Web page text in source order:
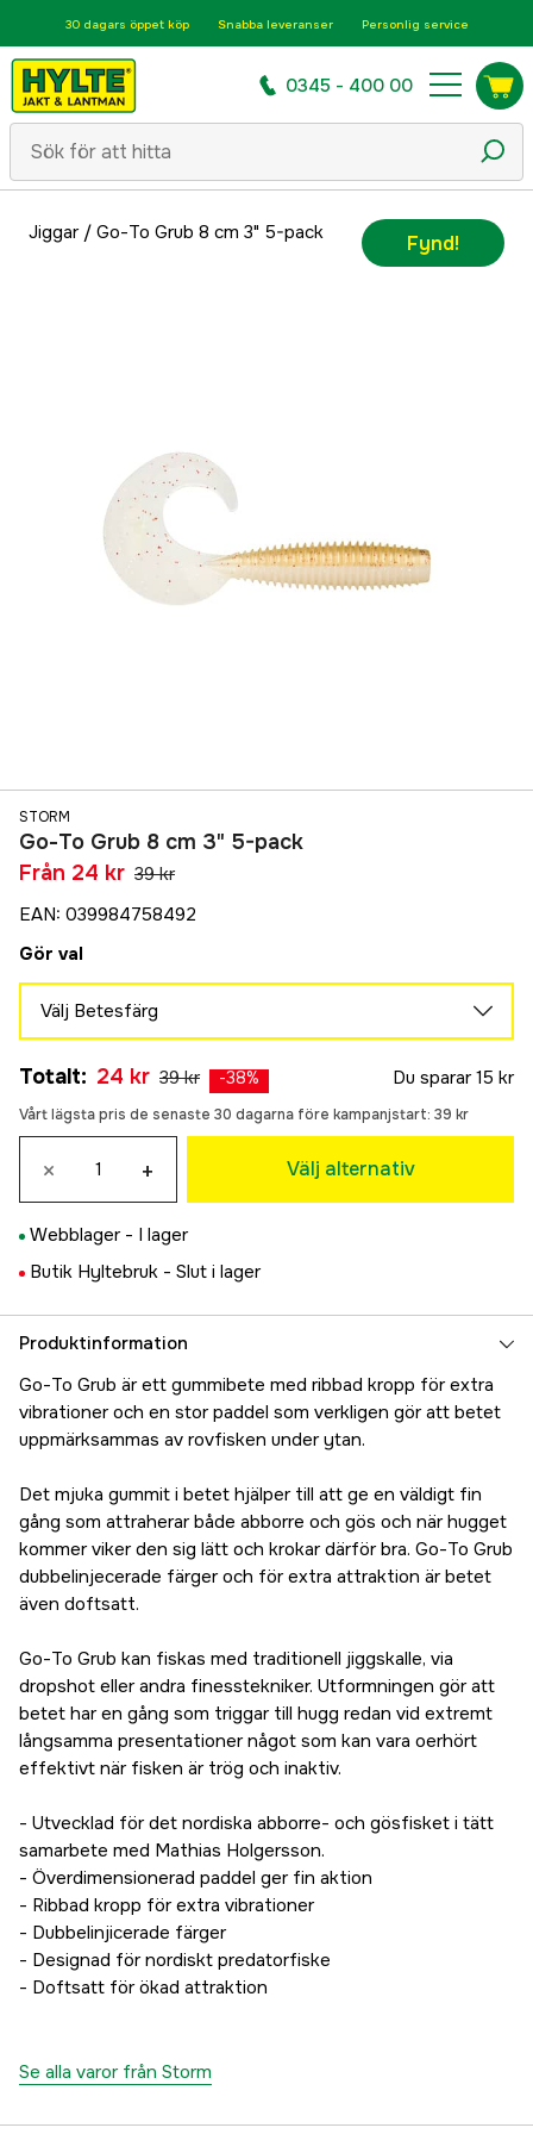
30 dagars öppet köp Snabba leveranser Personlig service
0345 - 400 00
Jiggar/ Go-To Grub 8 cm 3" 5-pack Fynd!
STORM
Go-To Grub 8 cm 3" 5-pack
Från 24 kr 39 kr
EAN: 039984758492
Gör val
Välj Betesfärg
79 kr
GLWR
57 kr
LJ
24 kr
ONO
40 kr
Totalt: 24 kr 39 kr -38% Du sparar 15 kr
Vårt lägsta pris de senaste 30 dagarna före kampanjstart: 39 kr
× + Välj alternativ
Webblager - I lager
Butik Hyltebruk - Slut i lager
Produktinformation
Go-To Grub är ett gummibete med ribbad kropp för extra
vibrationer och en stor paddel som verkligen gör att betet
uppmärksammas av rovfisken under ytan.
Det mjuka gummit i betet hjälper till att ge en väldigt fin
gång som attraherar både abborre och gös och när hugget
kommer viker den sig lätt och krokar därför bra. Go-To Grub
dubbelinjecerade färger och för extra attraktion är betet
även doftsatt.
Go-To Grub kan fiskas med traditionell jiggskalle, via
dropshot eller andra finesstekniker. Utformningen gör att
betet har en gång som triggar till hugg redan vid extremt
långsamma presentationer något som kan vara oerhört
effektivt när fisken är trög och inaktiv.
- Utvecklad för det nordiska abborre- och gösfisket i tätt
samarbete med Mathias Holgersson.
- Överdimensionerad paddel ger fin aktion
- Ribbad kropp för extra vibrationer
- Dubbelinjicerade färger
- Designad för nordiskt predatorfiske
- Doftsatt för ökad attraktion
Se alla varor från Storm